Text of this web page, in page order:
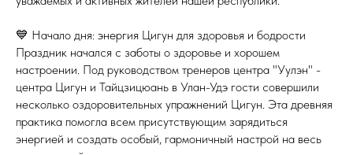
💙 Начало дня: энергия Цигун для здоровья и бодрости
Праздник начался с заботы о здоровье и хорошем
настроении. Под руководством тренеров центра "Уулэн" -
центра Цигун и Тайцзицюань в Улан-Удэ гости совершили
несколько оздоровительных упражнений Цигун. Эта древняя
практика помогла всем присутствующим зарядиться
энергией и создать особый, гармоничный настрой на весь